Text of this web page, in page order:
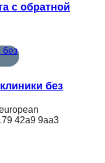
с обратной
без